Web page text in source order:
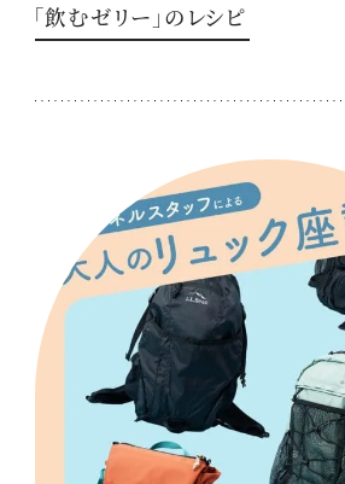
「飲むゼリー」のレシピ